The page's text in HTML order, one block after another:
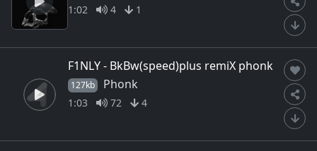
1:02 4 1
F1NLY - BkBw(speed)plus remiX phonk
127kb Phonk
1:03 72 4